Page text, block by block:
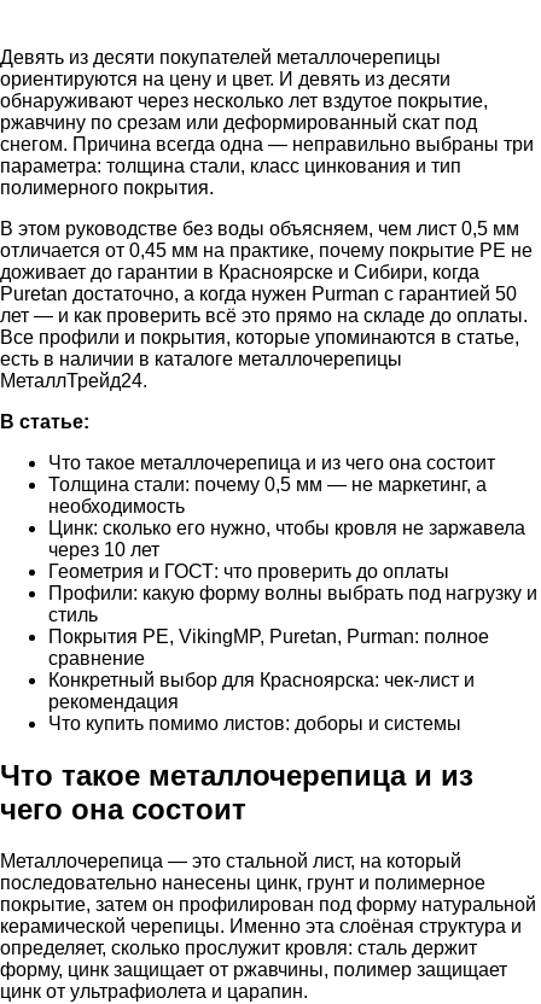
Девять из десяти покупателей металлочерепицы
ориентируются на цену и цвет. И девять из десяти
обнаруживают через несколько лет вздутое покрытие,
ржавчину по срезам или деформированный скат под
снегом. Причина всегда одна — неправильно выбраны три
параметра: толщина стали, класс цинкования и тип
полимерного покрытия.
В этом руководстве без воды объясняем, чем лист 0,5 мм
отличается от 0,45 мм на практике, почему покрытие PE не
доживает до гарантии в Красноярске и Сибири, когда
Puretan достаточно, а когда нужен Purman с гарантией 50
лет — и как проверить всё это прямо на складе до оплаты.
Все профили и покрытия, которые упоминаются в статье,
есть в наличии в каталоге металлочерепицы
МеталлТрейд24.
В статье:
Что такое металлочерепица и из чего она состоит
Толщина стали: почему 0,5 мм — не маркетинг, а
необходимость
Цинк: сколько его нужно, чтобы кровля не заржавела
через 10 лет
Геометрия и ГОСТ: что проверить до оплаты
Профили: какую форму волны выбрать под нагрузку и
стиль
Покрытия PE, VikingMP, Puretan, Purman: полное
сравнение
Конкретный выбор для Красноярска: чек-лист и
рекомендация
Что купить помимо листов: доборы и системы
Что такое металлочерепица и из
чего она состоит
Металлочерепица — это стальной лист, на который
последовательно нанесены цинк, грунт и полимерное
покрытие, затем он профилирован под форму натуральной
керамической черепицы. Именно эта слоёная структура и
определяет, сколько прослужит кровля: сталь держит
форму, цинк защищает от ржавчины, полимер защищает
цинк от ультрафиолета и царапин.